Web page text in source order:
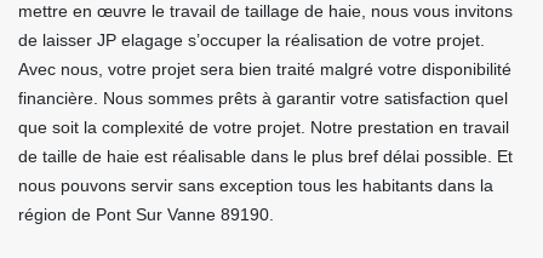
mettre en œuvre le travail de taillage de haie, nous vous invitons
de laisser JP elagage s’occuper la réalisation de votre projet.
Avec nous, votre projet sera bien traité malgré votre disponibilité
financière. Nous sommes prêts à garantir votre satisfaction quel
que soit la complexité de votre projet. Notre prestation en travail
de taille de haie est réalisable dans le plus bref délai possible. Et
nous pouvons servir sans exception tous les habitants dans la
région de Pont Sur Vanne 89190.